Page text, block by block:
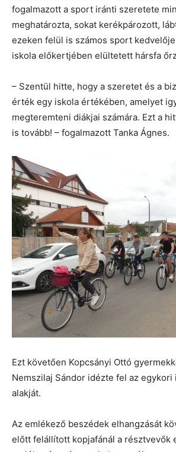
fogalmazott a sport iránti szeretete
meghatározta, sokat kerékpározott,
ezeken felül is számos sport
iskola előkertjében elültetett hársfa
– Szentül hitte, hogy a szeretet és a
érték egy iskola értékében, amelyet
megteremteni diákjai számára. Ezt a
is tovább! – fogalmazott Tanka Ágnes.
Ezt követően Kopcsányi Ottó
Nemszilaj Sándor idézte fel az egykori
alakját.
Az emlékező beszédek elhangzását
előtt felállított kopjafánál a résztvevők